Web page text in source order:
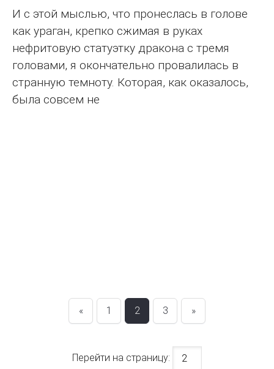
И с этой мыслью, что пронеслась в голове
как ураган, крепко сжимая в руках
нефритовую статуэтку дракона с тремя
головами, я окончательно провалилась в
странную темноту. Которая, как оказалось,
была совсем не
« 1 2 3 »
Перейти на страницу: